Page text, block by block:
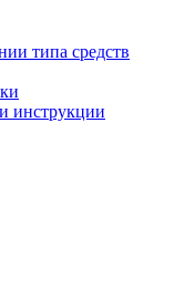
типа средств
инструкции